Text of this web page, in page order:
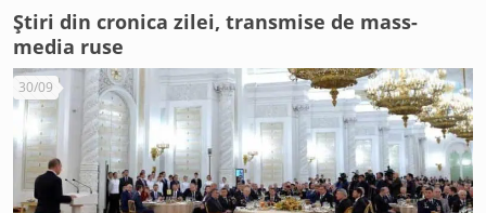
Știri din cronica zilei, transmise de mass-
media ruse
30/09